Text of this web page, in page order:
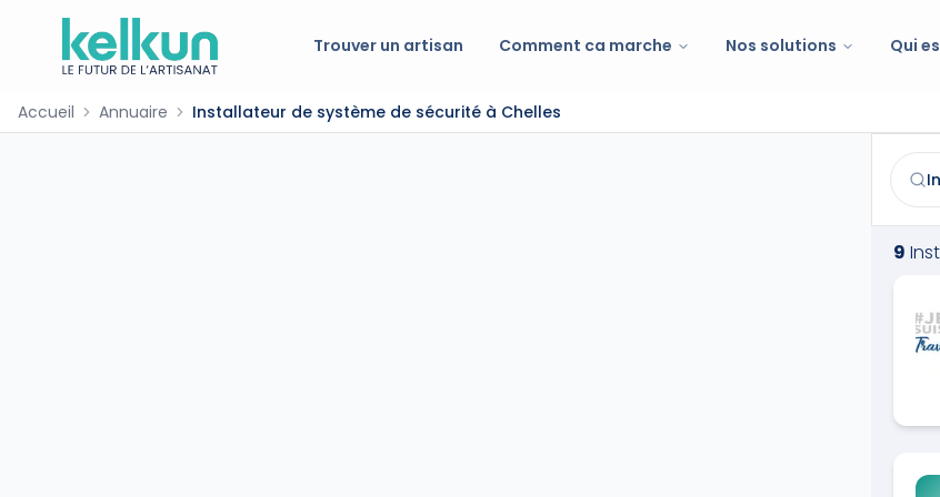
Trouver un artisan Comment ca marche Nos solutions Qui
Accueil Annuaire Installateur de système de sécurité à Chelles
9